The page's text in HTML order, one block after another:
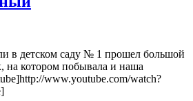
в детском саду № 1 прошел большой
на котором побывала и наша
www.youtube.com/watch?